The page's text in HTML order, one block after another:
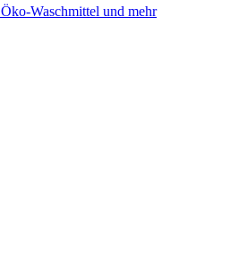
Öko-Waschmittel und mehr